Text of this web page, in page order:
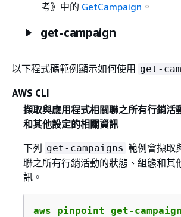
考》 中的 GetCampaign 。
get-campaign
以下程式碼範例顯示如何使用 get-
AWS CLI
擷取與應用程式相關聯之所有行銷活
和其他設定的相關資訊
下列 get-campaigns 範例會擷取
聯之所有行銷活動的狀態、組態和其
訊。
aws pinpoint get-